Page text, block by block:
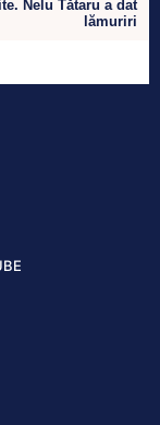
Nelu Tătaru a dat
lămuriri